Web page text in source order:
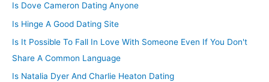
Is Dove Cameron Dating Anyone
Is Hinge A Good Dating Site
Is It Possible To Fall In Love With Someone Even If You Don't
Share A Common Language
Is Natalia Dyer And Charlie Heaton Dating